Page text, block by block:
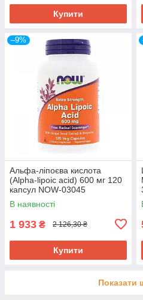
Купити
–9%
Альфа-ліпоєва кислота
(Alpha-lipoic acid) 600 мг 120
капсул NOW-03045
В наявності
1 933 ₴ 2 126,30 ₴
Купити
Показати